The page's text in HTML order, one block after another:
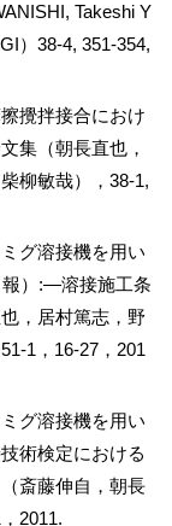
Takeshi Y
）38-4, 351-354,
攪拌接合におけ
集（朝長直也，
柳敏哉），38-1,
グ溶接機を用い
報）:—溶接施工条
，居村篤志，野
1，16-27，201
グ溶接機を用い
術検定における
斎藤伸自，朝長
2011.